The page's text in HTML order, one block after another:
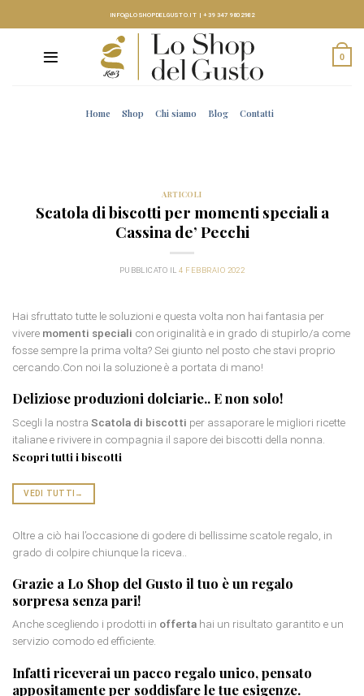
INFO@LOSHOPDELGUSTO.IT |+39 347 9802982
0
Home Shop Chi siamo Blog Contatti
ARTICOLI
Scatola di biscotti per momenti speciali a
Cassina de’ Pecchi
PUBBLICATO IL4 FEBBRAIO 2022
Hai sfruttato tutte le soluzioni e questa volta non hai fantasia per
vivere momenti speciali con originalità e in grado di stupirlo/a come
fosse sempre la prima volta? Sei giunto nel posto che stavi proprio
cercando.Con noi la soluzione è a portata di mano!
Delizioseproduzioni dolciarie.. E non solo!
Scegli la nostra Scatola di biscotti per assaporare le migliori ricette
italiane e rivivere in compagnia il sapore dei biscotti della nonna.
Scopri tutti i biscotti
VEDI TUTTI →
Oltre a ciò hai l’occasione di godere di bellissime scatole regalo, in
grado di colpire chiunque la riceva..
Grazie a Lo Shop del Gusto il tuo è un regalo
sorpresa senza pari!
Anche scegliendo i prodotti in offerta hai un risultato garantito e un
servizio comodo ed efficiente.
Infatti riceverai un pacco regalo unico, pensato
appositamente per soddisfare le tue esigenze.